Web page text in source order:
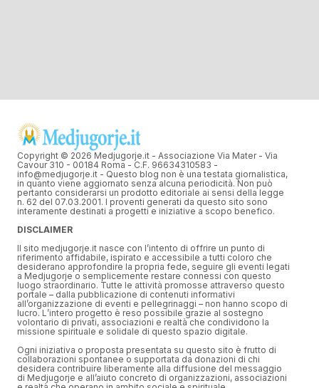
Copyright © 2026 Medjugorje.it - Associazione Via Mater - Via
Cavour 310 - 00184 Roma - C.F. 96634310583 -
info@medjugorje.it - Questo blog non è una testata giornalistica,
in quanto viene aggiornato senza alcuna periodicità. Non può
pertanto considerarsi un prodotto editoriale ai sensi della legge
n. 62 del 07.03.2001. I proventi generati da questo sito sono
interamente destinati a progetti e iniziative a scopo benefico.
DISCLAIMER
Il sito medjugorje.it nasce con l’intento di offrire un punto di
riferimento affidabile, ispirato e accessibile a tutti coloro che
desiderano approfondire la propria fede, seguire gli eventi legati
a Medjugorje o semplicemente restare connessi con questo
luogo straordinario. Tutte le attività promosse attraverso questo
portale – dalla pubblicazione di contenuti informativi
all’organizzazione di eventi e pellegrinaggi – non hanno scopo di
lucro. L’intero progetto è reso possibile grazie al sostegno
volontario di privati, associazioni e realtà che condividono la
missione spirituale e solidale di questo spazio digitale.
Ogni iniziativa o proposta presentata su questo sito è frutto di
collaborazioni spontanee o supportata da donazioni di chi
desidera contribuire liberamente alla diffusione del messaggio
di Medjugorje e all’aiuto concreto di organizzazioni, associazioni